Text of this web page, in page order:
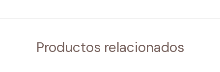
Productos relacionados